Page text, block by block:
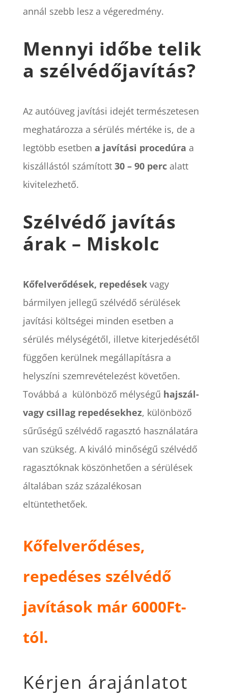
annál szebb lesz a végeredmény.
Mennyi időbe telik
a szélvédőjavítás?
Az autóüveg javítási idejét természetesen
meghatározza a sérülés mértéke is, de a
legtöbb esetben a javítási procedúra a
kiszállástól számított 30 – 90 percalatt
kivitelezhető.
Szélvédő javítás
árak – Miskolc
Kőfelverődések, repedésekvagy
bármilyen jellegű szélvédő sérülések
javítási költségei minden esetben a
sérülés mélységétől, illetve kiterjedésétől
függően kerülnek megállapításra a
helyszíni szemrevételezést követően.
Továbbá a különböző mélységű hajszál-
vagy csillag repedésekhez, különböző
sűrűségű szélvédő ragasztó használatára
van szükség. A kiváló minőségű szélvédő
ragasztóknak köszönhetően a sérülések
általában száz százalékosan
eltüntethetőek.
Kőfelverődéses,
repedéses szélvédő
javítások már 6000Ft-
tól.
Kérjen árajánlatot